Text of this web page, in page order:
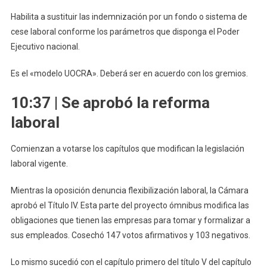
Habilita a sustituir las indemnización por un fondo o sistema de
cese laboral conforme los parámetros que disponga el Poder
Ejecutivo nacional.
Es el «modelo UOCRA». Deberá ser en acuerdo con los gremios.
10:37 | Se aprobó la reforma
laboral
Comienzan a votarse los capítulos que modifican la legislación
laboral vigente.
Mientras la oposición denuncia flexibilización laboral, la Cámara
aprobó el Título IV. Esta parte del proyecto ómnibus modifica las
obligaciones que tienen las empresas para tomar y formalizar a
sus empleados. Cosechó 147 votos afirmativos y 103 negativos.
Lo mismo sucedió con el capítulo primero del título V del capítulo